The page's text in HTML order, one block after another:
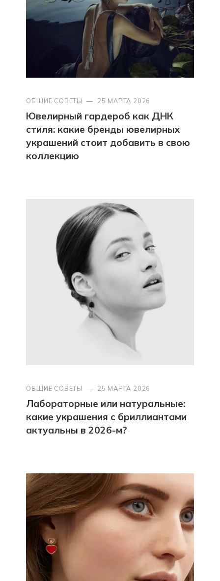
ОБЩИЕ СОВЕТЫ — 25 МАРТА 2026
Ювелирный гардероб как ДНК
стиля: какие бренды ювелирных
украшений стоит добавить в свою
коллекцию
ОБЩИЕ СОВЕТЫ — 25 МАРТА 2026
Лабораторные или натуральные:
какие украшения с бриллиантами
актуальны в 2026-м?